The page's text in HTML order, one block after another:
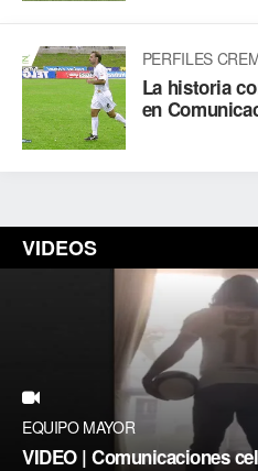
PERFILES
La historia
en
VIDEOS
EQUIPO MAYOR
VIDEO | Comunicaciones